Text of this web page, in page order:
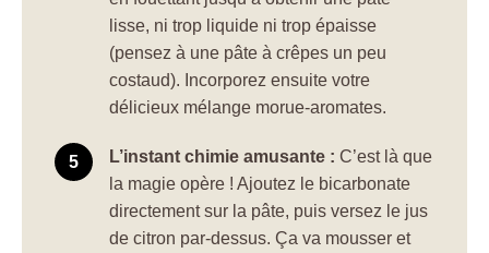
lisse, ni trop liquide ni trop épaisse
(pensez à une pâte à crêpes un peu
costaud). Incorporez ensuite votre
délicieux mélange morue-aromates.
L’instant chimie amusante : C’est là que
la magie opère ! Ajoutez le bicarbonate
directement sur la pâte, puis versez le jus
de citron par-dessus. Ça va mousser et